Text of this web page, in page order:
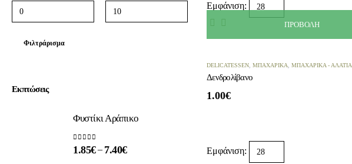
Εμφάνιση:
ΠΡΟΒΟΛΉ
DELICATESSEN ΜΠΑΧΑΡΙΚΆ ΜΠΑΧΑΡΙΚΆ - ΑΛΆΤΙΑ
Δενδρολίβανο
1.00€
Εμφάνιση:
Φιλτράρισμα
Εκπτώσεις
Φυστίκι Αράπικο
0 out of 5
1.85€ – 7.40€